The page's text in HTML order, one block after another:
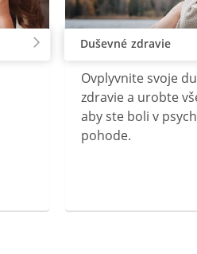
Duševné zdravie
Ovplyvnite svoje
zdravie a urobte
aby ste boli v
pohode.